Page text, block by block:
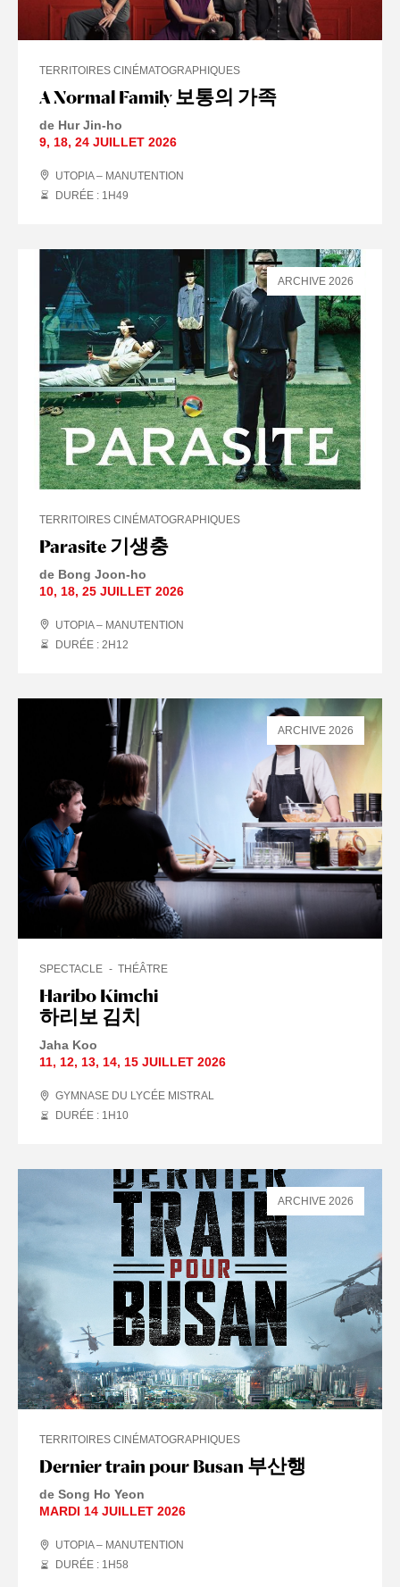
A Normal Family 보통의 가족
TERRITOIRES CINÉMATOGRAPHIQUES
de Hur Jin-ho
9, 18, 24 JUILLET 2026
UTOPIA – MANUTENTION
DURÉE : 1 H49
Parasite 기생충
TERRITOIRES CINÉMATOGRAPHIQUES
de Bong Joon-ho
10, 18, 25 JUILLET 2026
UTOPIA – MANUTENTION
DURÉE : 2H12
ARCHIVE 2026
Haribo Kimchi
하리보 김치
SPECTACLE THÉÂTRE
Jaha Koo
11, 12, 13, 14, 15 JUILLET 2026
GYMNASE DU LYCÉE MISTRAL
DURÉE : 1 H 10
ARCHIVE 2026
Dernier train pour Busan 부산행
TERRITOIRES CINÉMATOGRAPHIQUES
de Song Ho Yeon
MARDI 14 JUILLET 2026
UTOPIA – MANUTENTION
DURÉE : 1 H58
ARCHIVE 2026